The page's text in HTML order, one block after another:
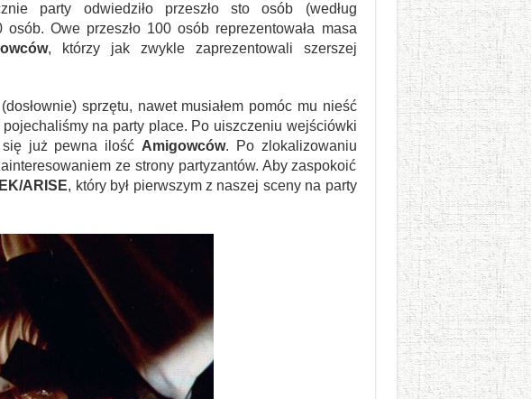
party odwiedziło przeszło sto osób (według
Owe przeszło 100 osób reprezentowała masa
, którzy jak zwykle zaprezentowali szerszej
sprzętu, nawet musiałem pomóc mu nieść
na party place. Po uiszczeniu wejściówki
się już pewna ilość Amigowców. Po zlokalizowaniu
ze strony partyzantów. Aby zaspokoić
ARISE, który był pierwszym z naszej sceny na party